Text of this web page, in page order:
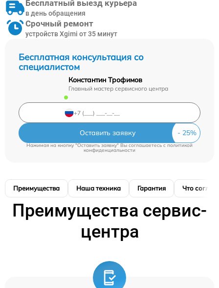
Бесплатная консультация со
специалистом
Константин Трофимов
Главный мастер сервисного центра
Оставить заявку
Нажимая на кнопку "Оставить заявку" Вы соглашаетесь cполитикой
конфиденциальности
Бесплатный выезд курьера
в день обращения
Срочный ремонт
устройств Xgimi от 35 минут
Преимущества Наша техника Гарантия Что
Преимущества сервис-
центра